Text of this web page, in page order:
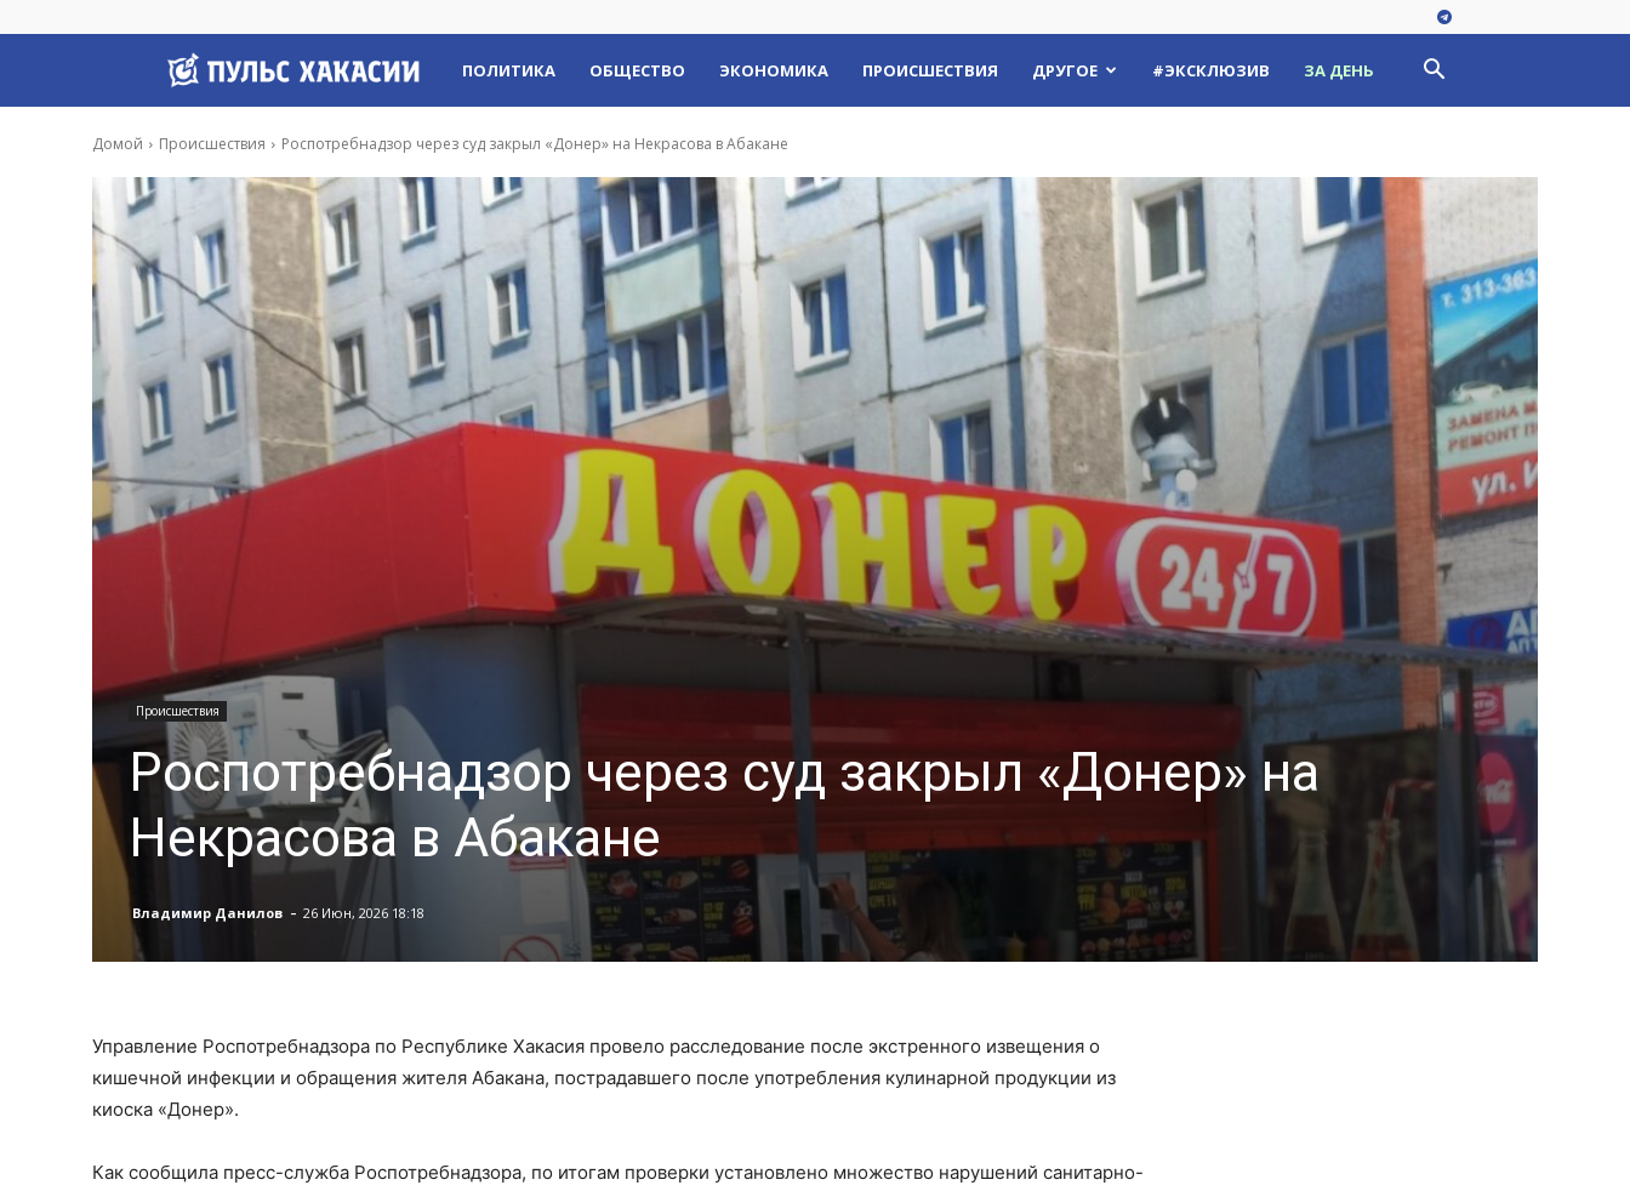
Пульс
Хакасии
ПОЛИТИКА ОБЩЕСТВО ЭКОНОМИКА ПРОИСШЕСТВИЯ ДРУГОЕ #ЭКСКЛЮЗИВ ЗА ДЕНЬ
Домой Происшествия Роспотребнадзор через суд закрыл «Донер» на Некрасова в Абакане
Происшествия
Роспотребнадзор через суд закрыл «Донер» на
Некрасова в Абакане
Владимир Данилов - 26 Июн, 2026 18:18
Управление Роспотребнадзора по Республике Хакасия провело расследование после экстренного извещения о
кишечной инфекции и обращения жителя Абакана, пострадавшего после употребления кулинарной продукции из
киоска «Донер».
Как сообщила пресс-служба Роспотребнадзора, по итогам проверки установлено множество нарушений санитарно-